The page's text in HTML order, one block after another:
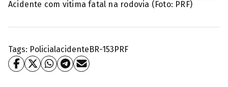
Acidente com vitima fatal na rodovia (Foto: PRF)
Tags: PolicialacidenteBR-153PRF